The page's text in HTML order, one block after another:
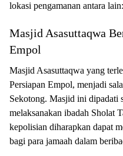
lokasi pengamanan antara lain:
Masjid Asasuttaqwa
Empol
Masjid Asasuttaqwa yang
Persiapan Empol, menjadi
Sekotong. Masjid ini dipadati
melaksanakan ibadah Sholat
kepolisian diharapkan dapat
bagi para jamaah dalam